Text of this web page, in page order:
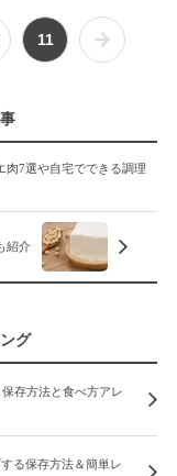
11
肉7選や自宅でできる調理
紹介
グ
存方法と食べ方アレ
る保存方法＆簡単レ